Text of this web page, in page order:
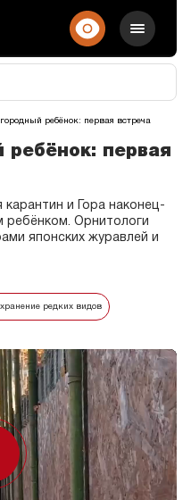
ребёнок: первая встреча
ребёнок: первая
и Гора наконец-
ребёнком. Орнитологи
японских журавлей и
редких видов